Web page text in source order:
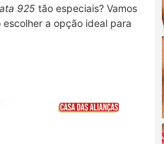
925 tão especiais? Vamos
a opção ideal para